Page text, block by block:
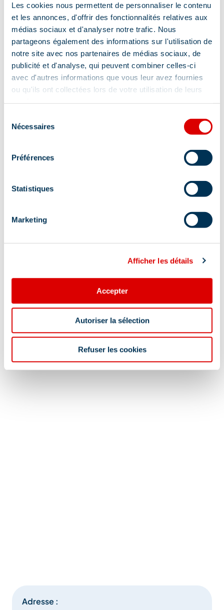
Les cookies nous permettent de personnaliser le contenu
et les annonces, d'offrir des fonctionnalités relatives aux
médias sociaux et d'analyser notre trafic. Nous
partageons également des informations sur l'utilisation de
notre site avec nos partenaires de médias sociaux, de
publicité et d'analyse, qui peuvent combiner celles-ci
avec d'autres informations que vous leur avez fournies
ou qu'ils ont collectées lors de votre utilisation de leurs
Nécessaires
Préférences
Statistiques
Marketing
Afficher les détails
Accepter
Autoriser la sélection
Refuser les cookies
Vente raquettes à neige
Chaussures
Bootfitting
Vente de vêtements techniques adulte
Vente de vêtements techniques enfant
Vente de vêtements adulte
Vente de vêtements enfant
Vente de vêtements sportswear
Afficher +
Conseils et suggestions
Localisation
Adresse :